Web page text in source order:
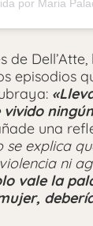
de
episodios
una
se explica
ni
vale la